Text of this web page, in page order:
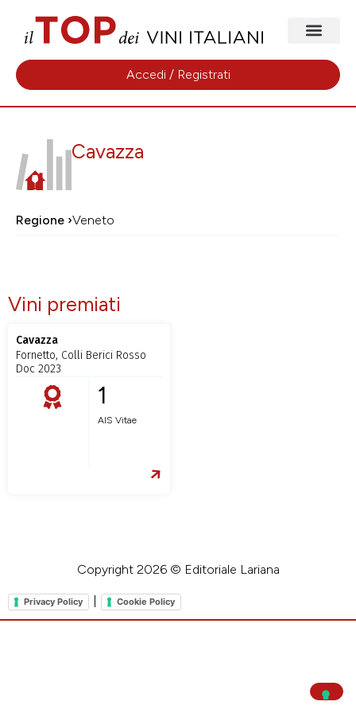
Accedi / Registrati
Cavazza
Regione ›Veneto
Vini premiati
Cavazza
Fornetto, Colli Berici Rosso
Doc 2023
1
AIS Vitae
Copyright 2026 © Editoriale Lariana
Privacy Policy Cookie Policy